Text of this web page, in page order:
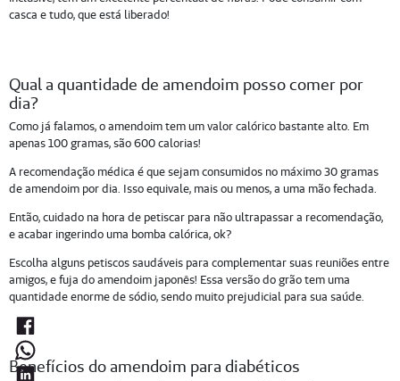
casca e tudo, que está liberado!
Qual a quantidade de amendoim posso comer por
dia?
Como já falamos, o amendoim tem um valor calórico bastante alto. Em
apenas 100 gramas, são 600 calorias!
A recomendação médica é que sejam consumidos no máximo 30 gramas
de amendoim por dia. Isso equivale, mais ou menos, a uma mão fechada.
Então, cuidado na hora de petiscar para não ultrapassar a recomendação,
e acabar ingerindo uma bomba calórica, ok?
Escolha alguns petiscos saudáveis para complementar suas reuniões entre
amigos, e fuja do amendoim japonês! Essa versão do grão tem uma
quantidade enorme de sódio, sendo muito prejudicial para sua saúde.
Benefícios do amendoim para diabéticos